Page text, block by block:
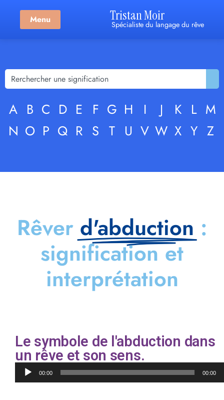
Menu Tristan Moir
Spécialiste du langage du rêve
A B C D E F G H I J K L M
N O P Q R S T U V W X Y Z
Rêver d'abduction :
signification et
interprétation
Le symbole de l'abduction dans
un rêve et son sens.
Lecteur
audio00:00 00:00